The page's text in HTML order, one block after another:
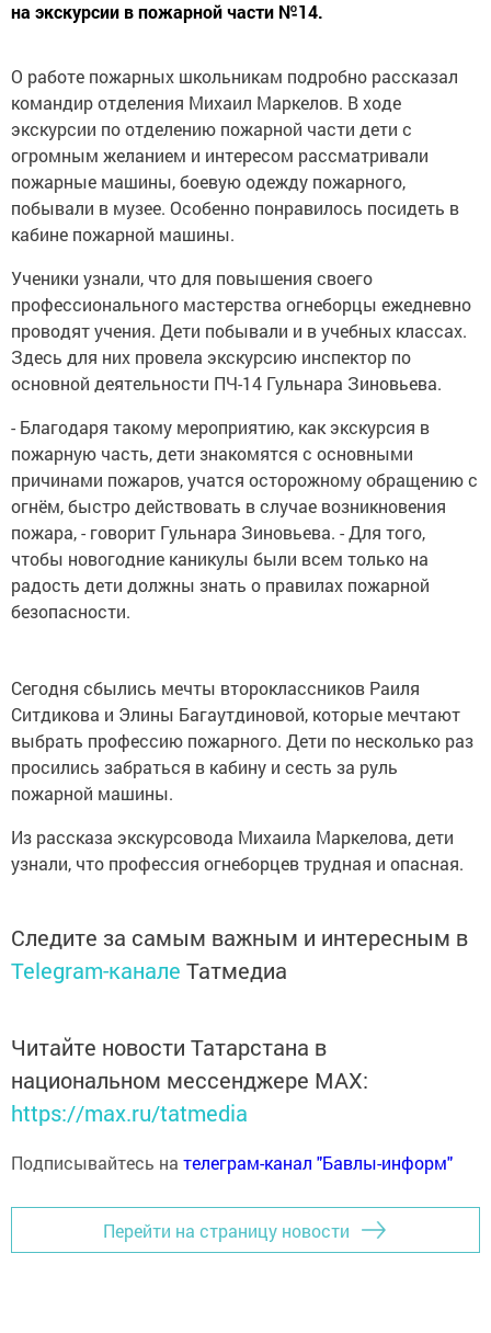
на экскурсии в пожарной части №14.
О работе пожарных школьникам подробно рассказал
командир отделения Михаил Маркелов. В ходе
экскурсии по отделению пожарной части дети с
огромным желанием и интересом рассматривали
пожарные машины, боевую одежду пожарного,
побывали в музее. Особенно понравилось посидеть в
кабине пожарной машины.
Ученики узнали, что для повышения своего
профессионального мастерства огнеборцы ежедневно
проводят учения. Дети побывали и в учебных классах.
Здесь для них провела экскурсию инспектор по
основной деятельности ПЧ-14 Гульнара Зиновьева.
- Благодаря такому мероприятию, как экскурсия в
пожарную часть, дети знакомятся с основными
причинами пожаров, учатся осторожному обращению с
огнём, быстро действовать в случае возникновения
пожара, - говорит Гульнара Зиновьева. - Для того,
чтобы новогодние каникулы были всем только на
радость дети должны знать о правилах пожарной
безопасности.
Сегодня сбылись мечты второклассников Раиля
Ситдикова и Элины Багаутдиновой, которые мечтают
выбрать профессию пожарного. Дети по несколько раз
просились забраться в кабину и сесть за руль
пожарной машины.
Из рассказа экскурсовода Михаила Маркелова, дети
узнали, что профессия огнеборцев трудная и опасная.
Следите за самым важным и интересным в
Telegram-канале Татмедиа
Читайте новости Татарстана в
национальном мессенджере MАХ:
https://max.ru/tatmedia
Подписывайтесь на телеграм-канал "Бавлы-информ"
Перейти на страницу новости